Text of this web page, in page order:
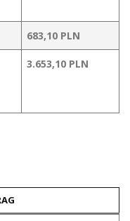
683,10 PLN
3.653,10 PLN